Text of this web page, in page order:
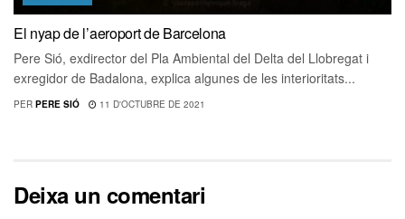
El nyap de l’aeroport de Barcelona
Pere Sió, exdirector del Pla Ambiental del Delta del Llobregat i
exregidor de Badalona, explica algunes de les interioritats...
PER PERE SIÓ 11 D'OCTUBRE DE 2021
Deixa un comentari